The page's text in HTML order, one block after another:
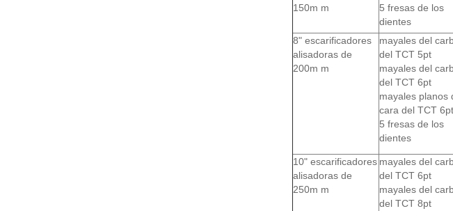
150m m
5 fresas de los
dientes
8" escarificadores
alisadoras de
200m m
mayales del
del TCT 5pt
mayales del
del TCT 6pt
mayales planos
cara del TCT 6pt
5 fresas de los
dientes
10" escarificadores
alisadoras de
250m m
mayales del
del TCT 6pt
mayales del
del TCT 8pt